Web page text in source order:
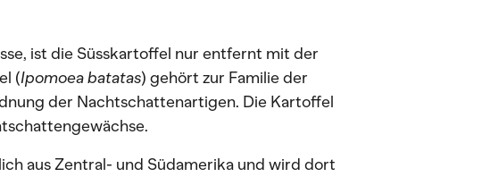
ist die Süsskartoffel nur entfernt mit der
(Ipomoea batatas) gehört zur Familie der
der Nachtschattenartigen. Die Kartoffel
aus Zentral- und Südamerika und wird dort